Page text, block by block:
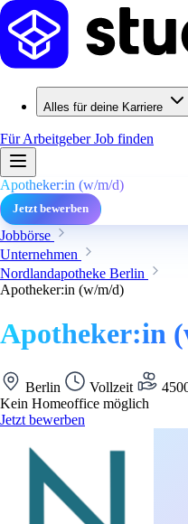
Alles für deine Karriere
Für ArbeitgeberJob finden
Apotheker:in (w/m/d)
Jetzt bewerben
Jobbörse
Unternehmen
Nordlandapotheke Berlin
Apotheker:in (w/m/d)
Apotheker:in
Berlin Vollzeit
Kein Homeoffice möglich
Jetzt bewerben